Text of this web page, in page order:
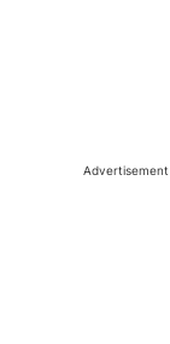
Advertisement